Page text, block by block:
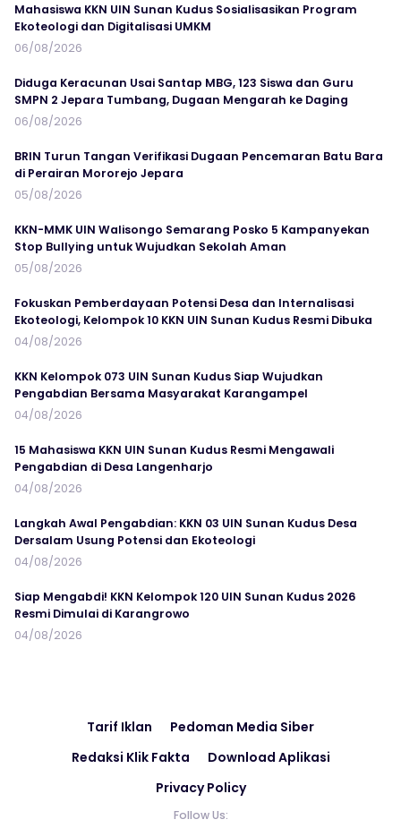
Mahasiswa KKN UIN Sunan Kudus Sosialisasikan Program
Ekoteologi dan Digitalisasi UMKM
06/08/2026
Diduga Keracunan Usai Santap MBG, 123 Siswa dan Guru
SMPN 2 Jepara Tumbang, Dugaan Mengarah ke Daging
06/08/2026
BRIN Turun Tangan Verifikasi Dugaan Pencemaran Batu Bara
di Perairan Mororejo Jepara
05/08/2026
KKN-MMK UIN Walisongo Semarang Posko 5 Kampanyekan
Stop Bullying untuk Wujudkan Sekolah Aman
05/08/2026
Fokuskan Pemberdayaan Potensi Desa dan Internalisasi
Ekoteologi, Kelompok 10 KKN UIN Sunan Kudus Resmi Dibuka
04/08/2026
KKN Kelompok 073 UIN Sunan Kudus Siap Wujudkan
Pengabdian Bersama Masyarakat Karangampel
04/08/2026
15 Mahasiswa KKN UIN Sunan Kudus Resmi Mengawali
Pengabdian di Desa Langenharjo
04/08/2026
Langkah Awal Pengabdian: KKN 03 UIN Sunan Kudus Desa
Dersalam Usung Potensi dan Ekoteologi
04/08/2026
Siap Mengabdi! KKN Kelompok 120 UIN Sunan Kudus 2026
Resmi Dimulai di Karangrowo
04/08/2026
Tarif Iklan
Pedoman Media Siber
Redaksi Klik Fakta
Download Aplikasi
Privacy Policy
Follow Us: